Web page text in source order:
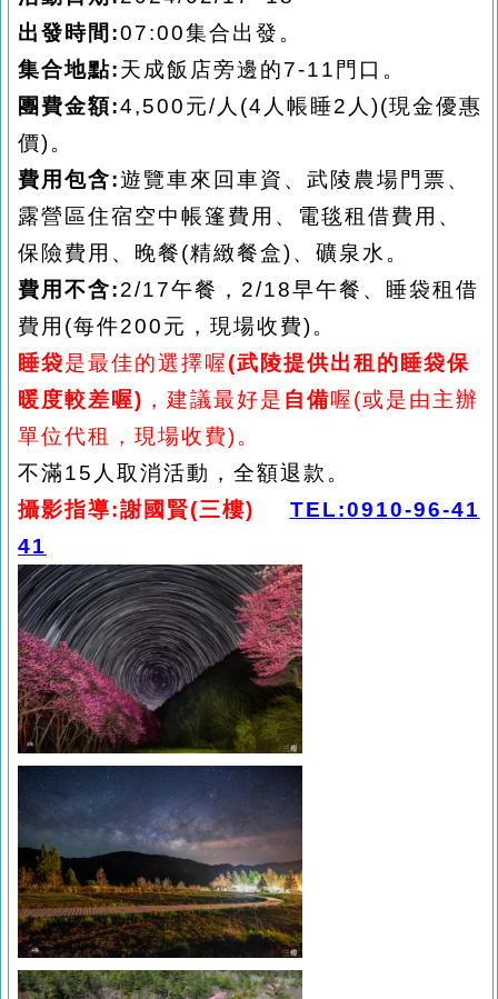
出發時間 :07:00集合出發 。
集合地點:天成飯店旁邊的7-11 門口。
團費金額:4,500元/人 (4人帳睡2人)(現金優惠
價)。
費用 包含:遊覽車來回車資、 武陵農場門票、
露營區住宿空中帳篷費用 、 電毯租借費用、
保險費用、 晚餐(精緻餐盒)、礦泉水。
費用不含:2/17午餐， 2/18早午餐、 睡袋租借
費用 (每件200元，現場收費)。
睡袋是最佳的選擇喔(武陵提供出租的睡袋保
暖度較差喔) ，建議最好是 自備喔(或是由 主辦
單位代租，現場收費)。
不滿15人取消活動，全額退款。
攝影指導:謝國賢(三樓) TEL:0910-96-41
41